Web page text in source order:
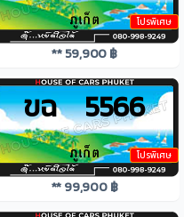
โปรพิเศษ
** 59,900 ฿
โปรพิเศษ
ขฉ 5566
** 99,900 ฿